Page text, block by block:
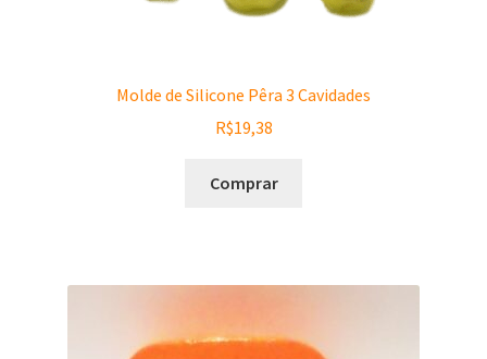
Molde de Silicone Pêra 3 Cavidades
R$19,38
Comprar